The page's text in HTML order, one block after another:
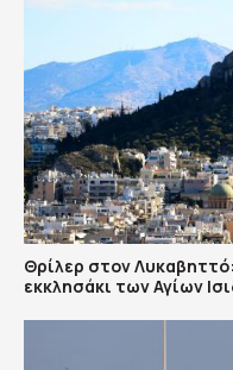
Θρίλερ στον
εκκλησάκι των Αγίων